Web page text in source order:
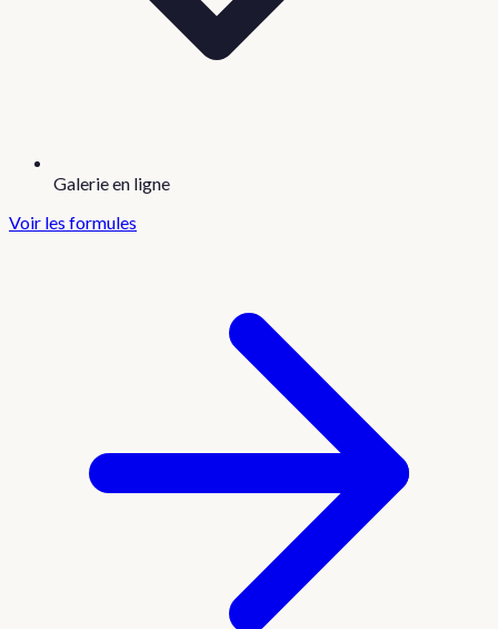
Galerie en ligne
Voir les formules